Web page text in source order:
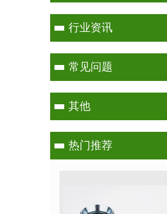
行业资讯
常见问题
其他
热门推荐